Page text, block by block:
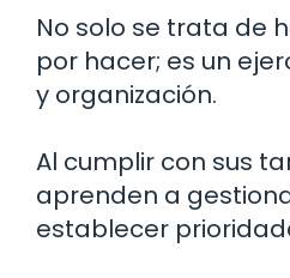
No solo se trata de
por hacer; es un
y organización.
Al cumplir con sus
aprenden a
establecer